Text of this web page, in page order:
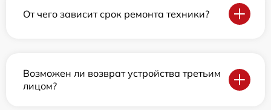
От чего зависит срок ремонта техники?
Возможен ли возврат устройства третьим
лицом?